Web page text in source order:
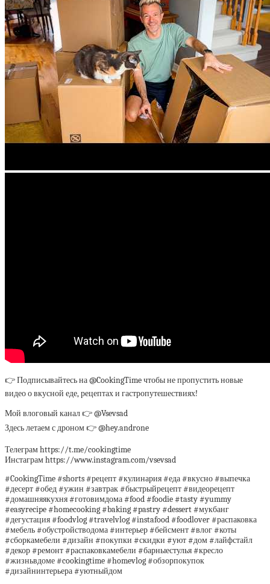
👉 Подписывайтесь на @CookingTime чтобы не пропустить новые
видео о вкусной еде, рецептах и гастропутешествиях!
Мой влоговый канал 👉 @Vsevsad
Здесь летаем с дроном 👉 @hey.androne
Телеграм https://t.me/cookingtime
Инстаграм https://www.instagram.com/vsevsad
#CookingTime #shorts #рецепт #кулинария #еда #вкусно #выпечка
#десерт #обед #ужин #завтрак #быстрыйрецепт #видеорецепт
#домашняякухня #готовимдома #food #foodie #tasty #yummy
#easyrecipe #homecooking #baking #pastry #dessert #мукбанг
#дегустация #foodvlog #travelvlog #instafood #foodlover #распаковка
#мебель #обустройстводома #интерьер #бейсмент #влог #коты
#сборкамебели #дизайн #покупки #скидки #уют #дом #лайфстайл
#декор #ремонт #распаковкамебели #барныестулья #кресло
#жизньвдоме #cookingtime #homevlog #обзорпокупок
#дизайнинтерьера #уютныйдом